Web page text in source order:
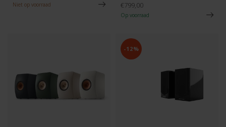
Niet op voorraad €799,00
Op voorraad
-12%